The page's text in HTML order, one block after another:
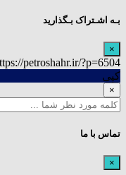
بـه اشـتراک بـگذارید
×
petroshahr.ir/?p=6504
کپی
×
تماس با ما
×